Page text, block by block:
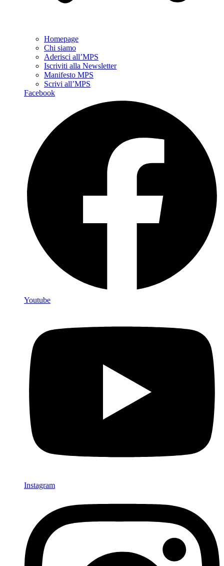
Homepage
Chi siamo
Aderisci all’MPS
Iscriviti alla Newsletter
Manifesto MPS
Scrivi all’MPS
Facebook
Youtube
Instagram